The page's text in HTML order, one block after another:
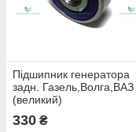
Пiдшипник генератора
задн. Газель,Волга,ВАЗ
(великий)
(SPZ) 180302
330 ₴